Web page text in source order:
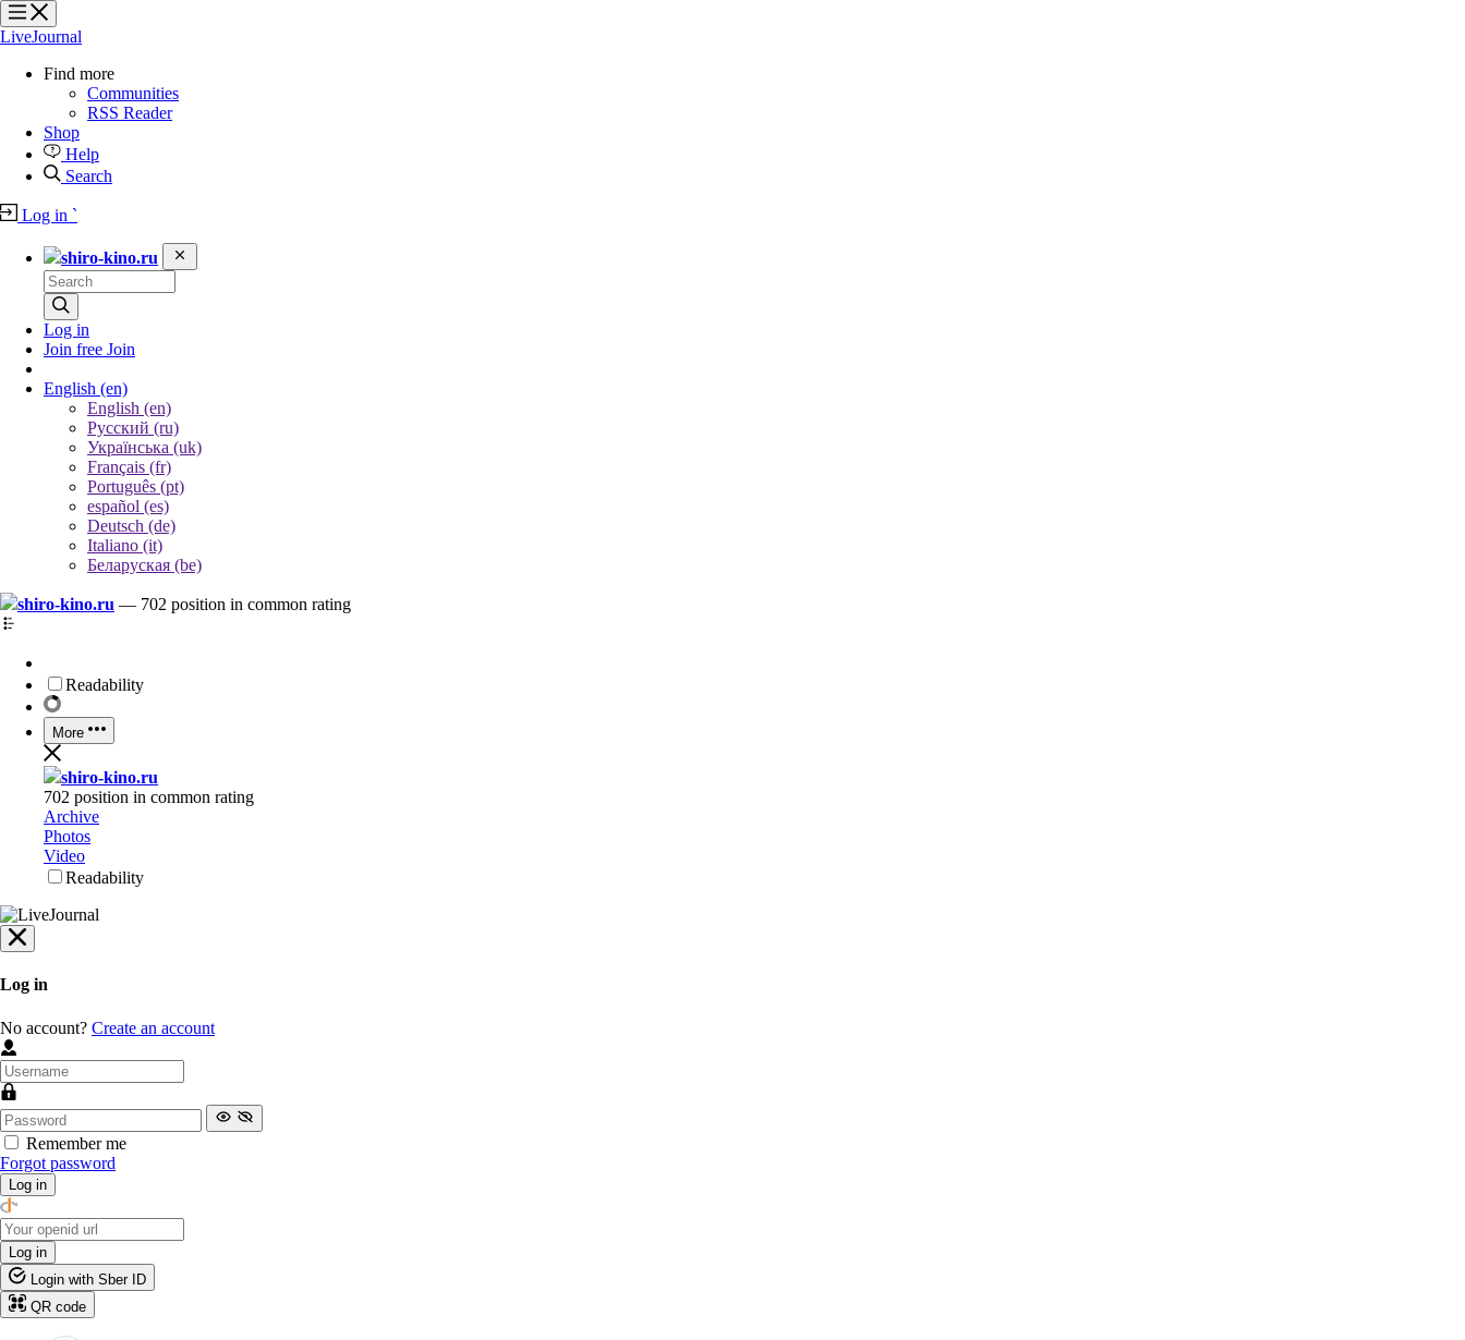
?
?
?
?
LiveJournal
Find more
Communities
RSS Reader
Shop
Help
Search
Log in `
shiro-kino.ru
Log in
Join free Join
English (en)
English (en)
Русский (ru)
Українська (uk)
Français (fr)
Português (pt)
español (es)
Deutsch (de)
Italiano (it)
Беларуская (be)
shiro-kino.ru — 702 position in common rating
Readability
More
shiro-kino.ru
702 position in common rating
Archive
Photos
Video
Readability
Log in
No account? Create an account
Remember me
Forgot password
Log in
Log in
Login with Sber ID
QR code